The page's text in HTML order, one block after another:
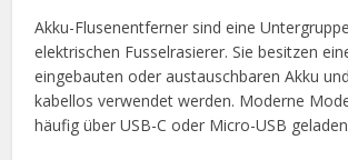
Akku-Flusenentferner sind eine
elektrischen Fusselrasierer. Sie besitzen
eingebauten oder austauschbaren Akku
kabellos verwendet werden. Moderne
häufig über USB-C oder Micro-USB